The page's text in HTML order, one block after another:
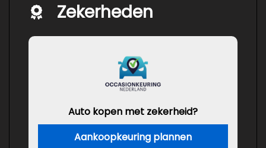
Zekerheden
Auto kopen met zekerheid?
Aankoopkeuring plannen